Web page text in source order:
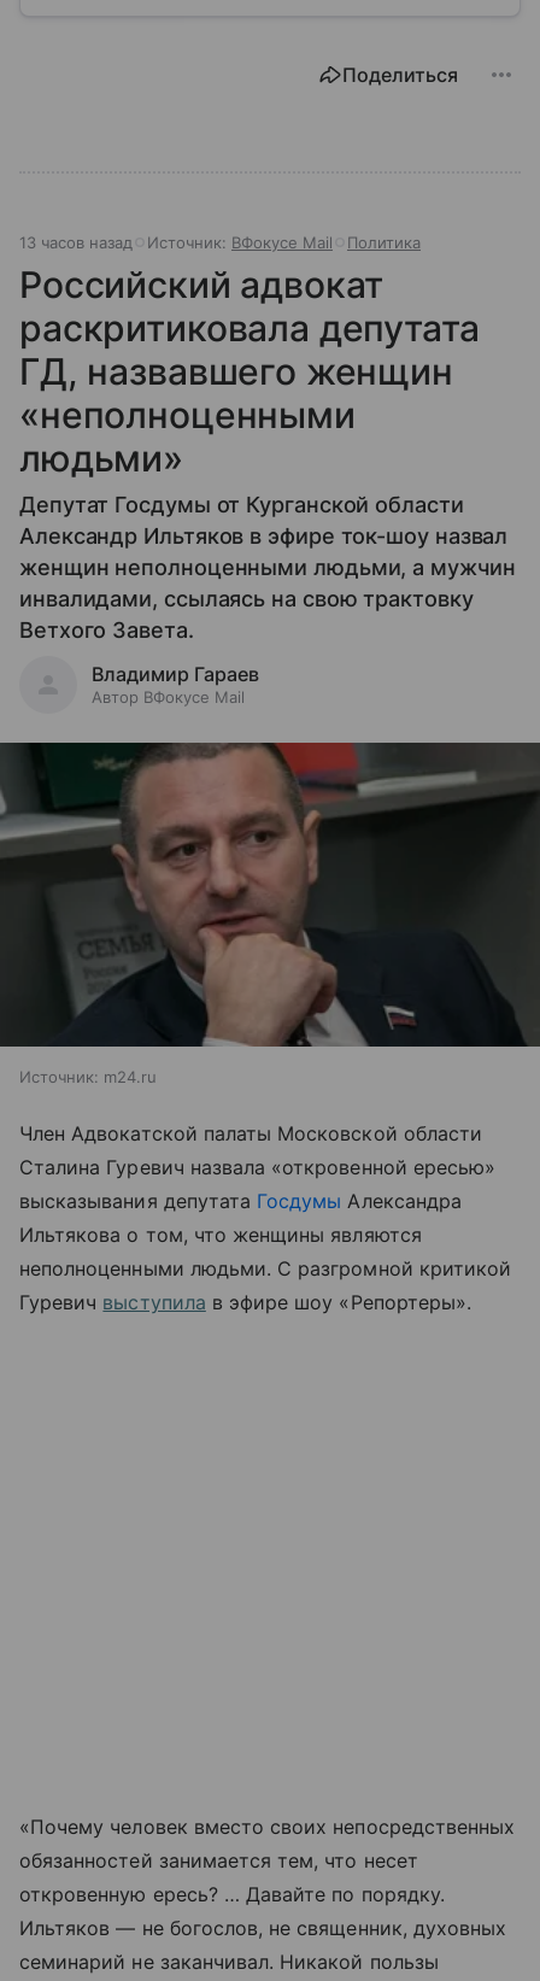
анализа этого явления: его юридических оснований,
Поделиться
13 часов назад Источник: ВФокусе Mail Политика
Российский адвокат
раскритиковала депутата
ГД, назвавшего женщин
«неполноценными
людьми»
Депутат Госдумы от Курганской области
Александр Ильтяков в эфире ток-шоу назвал
женщин неполноценными людьми, а мужчин
инвалидами, ссылаясь на свою трактовку
Ветхого Завета.
Владимир Гараев
Автор ВФокусе Mail
Источник: m24.ru
Член Адвокатской палаты Московской области
Сталина Гуревич назвала «откровенной ересью»
высказывания депутата Госдумы Александра
Ильтякова о том, что женщины являются
неполноценными людьми. С разгромной критикой
Гуревич выступила в эфире шоу «Репортеры».
«Почему человек вместо своих непосредственных
обязанностей занимается тем, что несет
откровенную ересь? … Давайте по порядку.
Ильтяков — не богослов, не священник, духовных
семинарий не заканчивал. Никакой пользы